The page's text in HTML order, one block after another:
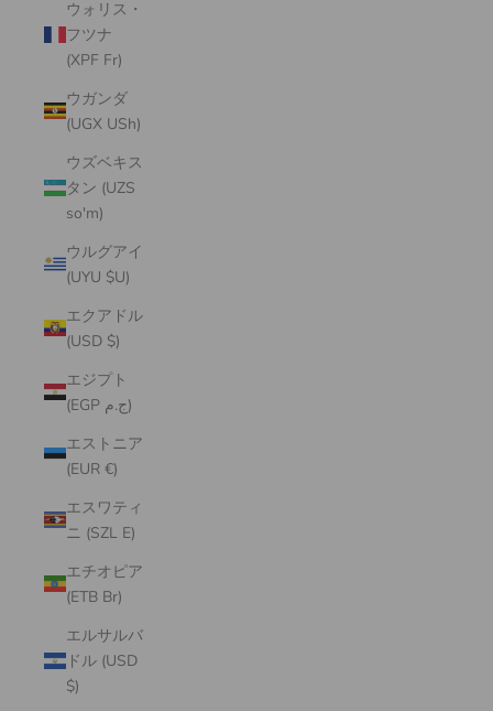
ウォリス・
フツナ
(XPF Fr)
ウガンダ
(UGX USh)
ウズベキス
タン (UZS
so'm)
ウルグアイ
(UYU $U)
エクアドル
(USD $)
エジプト
(EGP ج.م)
エストニア
(EUR €)
エスワティ
ニ (SZL E)
エチオピア
(ETB Br)
エルサルバ
ドル (USD
$)